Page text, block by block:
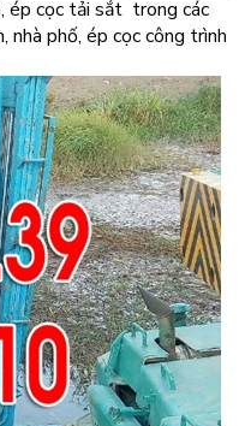
ép cọc tải sắt trong các
nhà phố, ép cọc công trình